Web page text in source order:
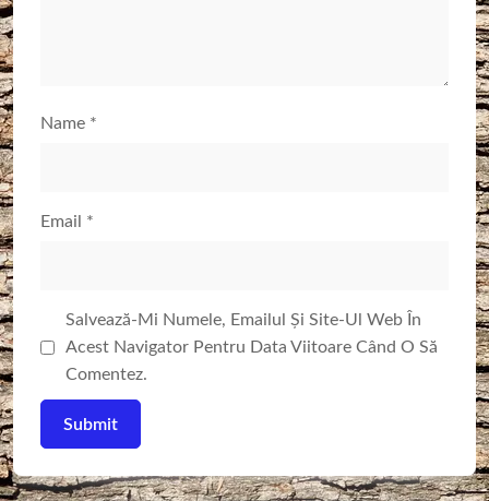
Name *
Email *
Salvează-Mi Numele, Emailul Și Site-Ul Web În
Acest Navigator Pentru Data Viitoare Când O Să
Comentez.